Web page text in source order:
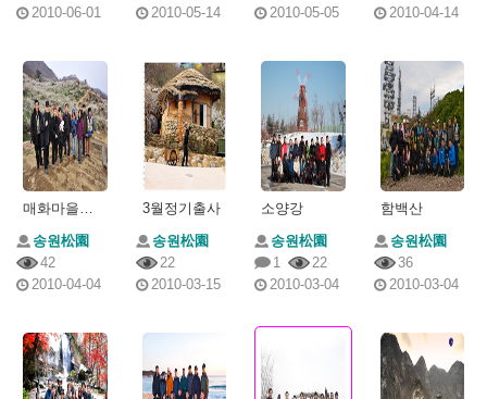
2010-06-01
2010-05-14
2010-05-05
2010-04-14
매화마을출사
송원松園
42
2010-04-04
3월정기출사
송원松園
22
2010-03-15
소양강
송원松園
1
22
2010-03-04
함백산
송원松園
36
2010-03-04